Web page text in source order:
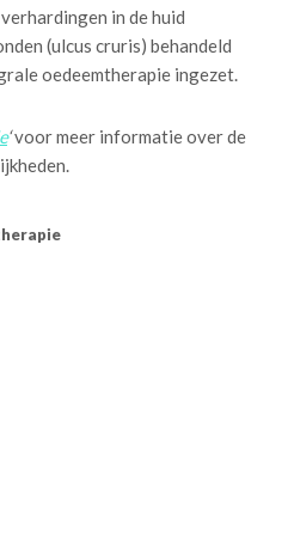
in de huid
(ulcus cruris) behandeld
oedeemtherapie ingezet.
‘voor meer informatie over de